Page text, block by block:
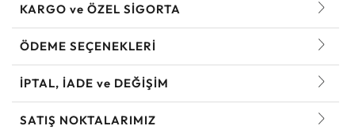
KARGO ve ÖZEL SİGORTA
ÖDEME SEÇENEKLERİ
İPTAL, İADE ve DEĞİŞİM
SATIŞ NOKTALARIMIZ